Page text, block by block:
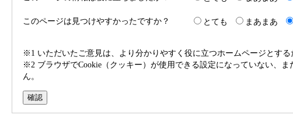
このページは見つけやすかったですか？
とても まあまあ
※1 いただいたご意見は、より分かりやすく役に立つホームページとす
※2 ブラウザでCookie（クッキー）が使用できる設定になっていない、
ん。